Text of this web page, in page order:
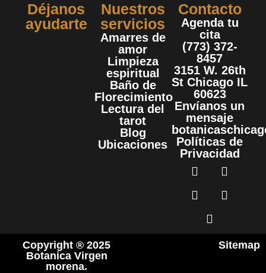
Déjanos
ayudarte
Nuestros
servicios
Amarres de
amor
Limpieza
espiritual
Baño de
Florecimiento
Lectura del
tarot
Blog
Ubicaciones
Contacto
Agenda tu
cita
(773) 372-
8457
3151 W. 26th
St Chicago IL
60623
Envíanos un
mensaje
Políticas de
Privacidad
Copyright ® 2025
Botanica Virgen
morena.
Sitemap